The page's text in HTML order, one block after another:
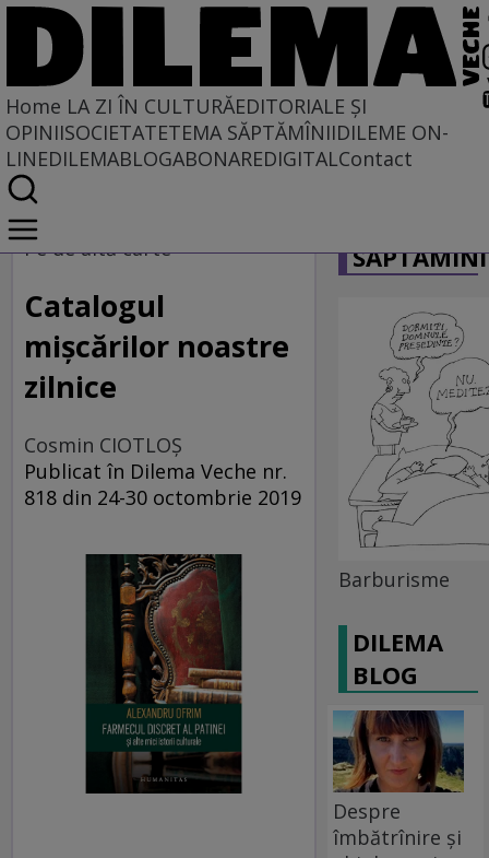
Home LA ZI ÎN CULTURĂEDITORIALE ȘI
OPINIISOCIETATETEMA SĂPTĂMÎNIIDILEME ON-
LINEDILEMABLOGABONAREDIGITALContact
Home
La zi în cultură
Pe de altă carte
Catalogul
mișcărilor noastre
zilnice
Cosmin CIOTLOŞ
Publicat în Dilema Veche nr.
818 din 24-30 octombrie 2019
Barburisme
DILEMA
BLOG
Despre
îmbătrînire și